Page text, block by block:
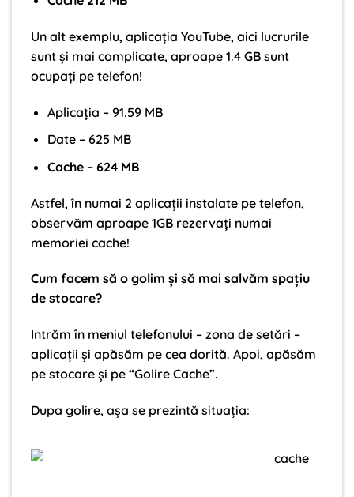
Un alt exemplu, aplicația YouTube, aici lucrurile
sunt și mai complicate, aproape 1.4 GB sunt
ocupați pe telefon!
Aplicația – 91.59 MB
Date – 625 MB
Cache – 624 MB
Astfel, în numai 2 aplicații instalate pe telefon,
observăm aproape 1GB rezervați numai
memoriei cache!
Cum facem să o golim și să mai salvăm spațiu
de stocare?
Intrăm în meniul telefonului – zona de setări –
aplicații și apăsăm pe cea dorită. Apoi, apăsăm
pe stocare și pe “Golire Cache”.
Dupa golire, așa se prezintă situația: